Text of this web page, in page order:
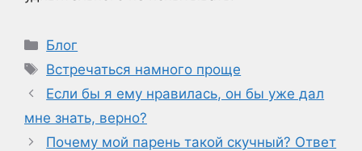
Рубрики
Блог
Метки
Встречаться намного проще
Если бы я ему нравилась, он бы уже дал
мне знать, верно?
Почему мой парень такой скучный? Ответ